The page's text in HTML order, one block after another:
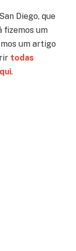
Diego, que
fizemos um
um artigo
todas
.